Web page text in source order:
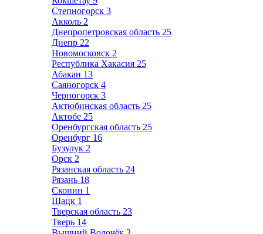
Степногорск 3
Акколь 2
Днепропетровская область 25
Днепр 22
Новомосковск 2
Республика Хакасия 25
Абакан 13
Саяногорск 4
Черногорск 3
Актюбинская область 25
Актобе 25
Оренбургская область 25
Оренбург 16
Бузулук 2
Орск 2
Рязанская область 24
Рязань 18
Скопин 1
Шацк 1
Тверская область 23
Тверь 14